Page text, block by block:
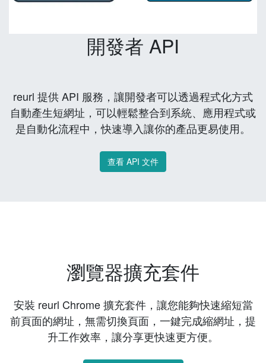
開發者 API
reurl 提供 API 服務，讓開發者可以透過程式化方式
自動產生短網址，可以輕鬆整合到系統、應用程式或
是自動化流程中，快速導入讓你的產品更易使用。
查看 API 文件
瀏覽器擴充套件
安裝 reurl Chrome 擴充套件，讓您能夠快速縮短當
前頁面的網址，無需切換頁面，一鍵完成縮網址，提
升工作效率，讓分享更快速更方便。